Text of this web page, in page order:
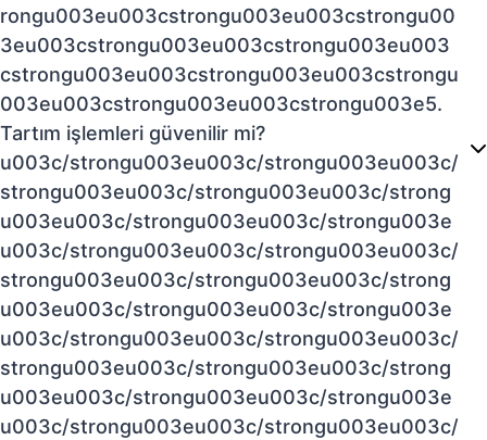
rongu003eu003cstrongu003eu003cstrongu00
3eu003cstrongu003eu003cstrongu003eu003
cstrongu003eu003cstrongu003eu003cstrongu
003eu003cstrongu003eu003cstrongu003e5.
Tartım işlemleri güvenilir mi?
u003c/strongu003eu003c/strongu003eu003c/
strongu003eu003c/strongu003eu003c/strong
u003eu003c/strongu003eu003c/strongu003e
u003c/strongu003eu003c/strongu003eu003c/
strongu003eu003c/strongu003eu003c/strong
u003eu003c/strongu003eu003c/strongu003e
u003c/strongu003eu003c/strongu003eu003c/
strongu003eu003c/strongu003eu003c/strong
u003eu003c/strongu003eu003c/strongu003e
u003c/strongu003eu003c/strongu003eu003c/